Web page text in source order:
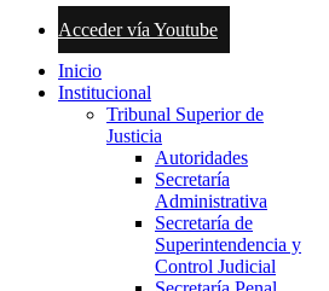
Acceder vía Youtube
Inicio
Institucional
Tribunal Superior de
Justicia
Autoridades
Secretaría
Administrativa
Secretaría de
Superintendencia y
Control Judicial